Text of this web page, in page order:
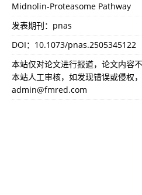
Midnolin-Proteasome Pathway
发表期刊：pnas
DOI： 10.1073/pnas.2505345122
本站仅对论文进行报道，论文内容
本站人工审核，如发现错误或侵权
admin@fmred.com